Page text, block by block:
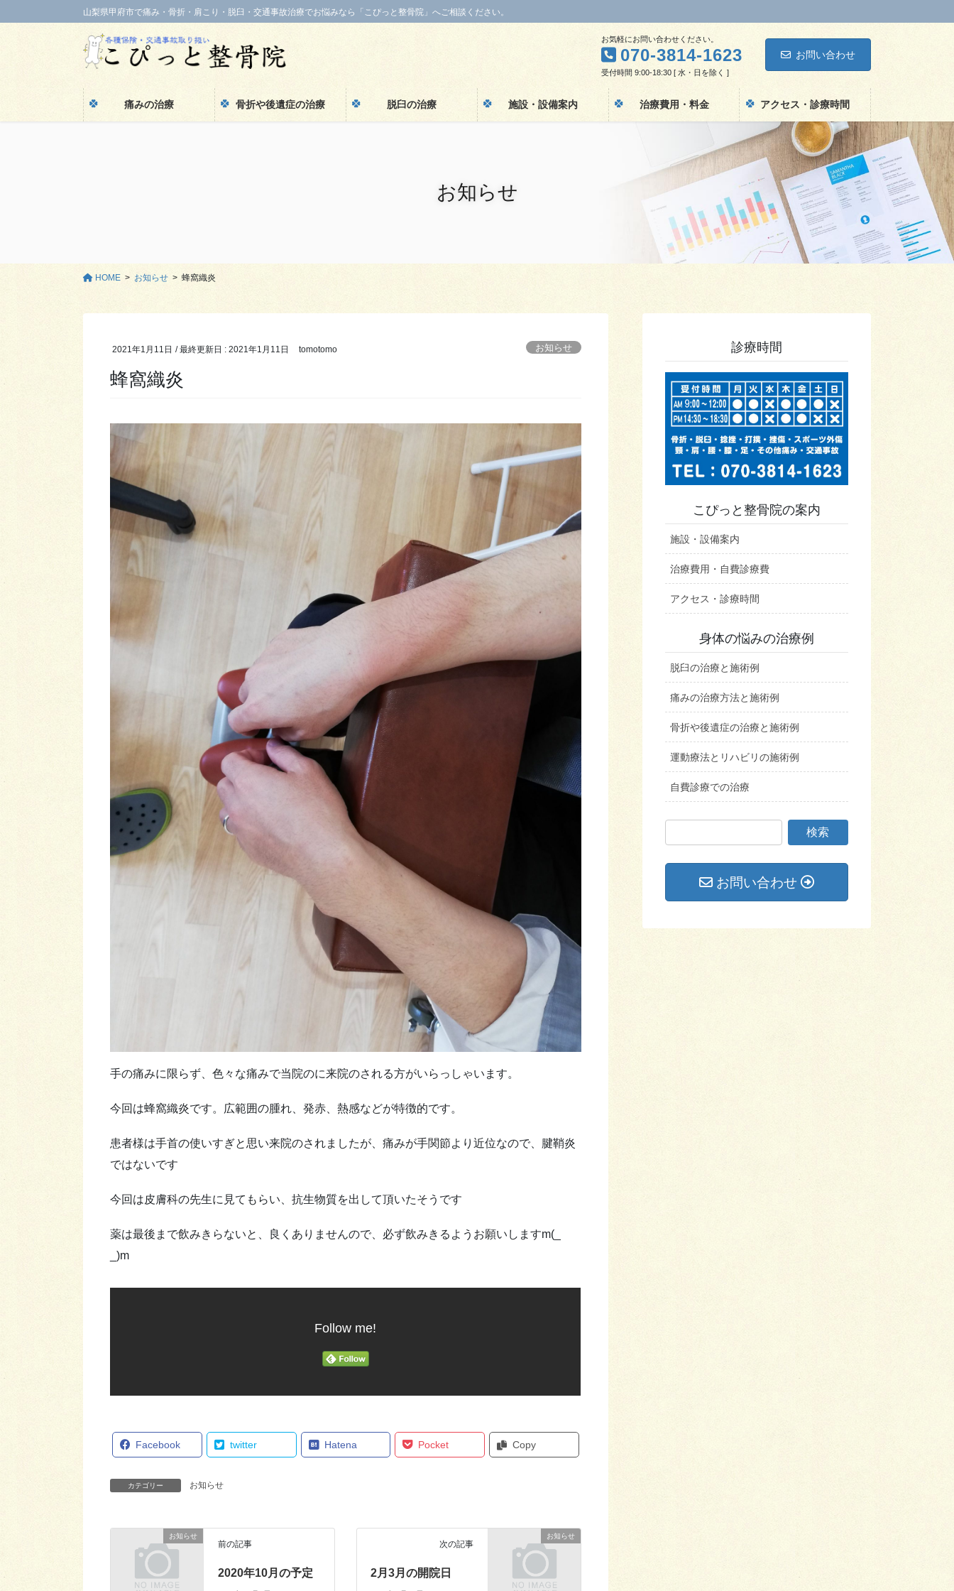
ン
ビ
山梨県甲府市で痛み・骨折・肩こり・脱臼・交通事故治療でお悩みなら「こぴっと整骨院」へご相談ください。
お気軽にお問い合わせください。
070-3814-1623
受付時間 9:00-18:30 [ 水・日を除く ]
お問い合わせ
痛みの治療 骨折や後遺症の治療 脱臼の治療 施設・設備案内 治療費用・料金 アクセス・診療時間
お知らせ
HOME お知らせ 蜂窩織炎
2021年1月11日 / 最終更新日 :2021年1月11日 tomotomo お知らせ
蜂窩織炎
手の痛みに限らず、色々な痛みで当院のに来院のされる方がいらっしゃいます。
今回は蜂窩織炎です。広範囲の腫れ、発赤、熱感などが特徴的です。
患者様は手首の使いすぎと思い来院のされましたが、痛みが手関節より近位なので、腱鞘炎
ではないです
今回は皮膚科の先生に見てもらい、抗生物質を出して頂いたそうです
薬は最後まで飲みきらないと、良くありませんので、必ず飲みきるようお願いしますm(_
_)m
Follow me!
Facebook twitter Hatena Pocket Copy
カテゴリー お知らせ
お知らせ
前の記事
2020年10月の予定
お知らせ
次の記事
2月3月の開院日
診療時間
こぴっと整骨院の案内
施設・設備案内
治療費用・自費診療費
アクセス・診療時間
身体の悩みの治療例
脱臼の治療と施術例
痛みの治療方法と施術例
骨折や後遺症の治療と施術例
運動療法とリハビリの施術例
自費診療での治療
お問い合わせ